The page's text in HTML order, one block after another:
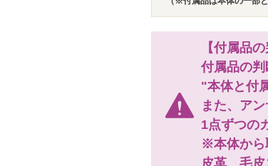
【付属品
付属品の判
"本体と付
また、ア
1点ずつの
※本体から
皮革、毛